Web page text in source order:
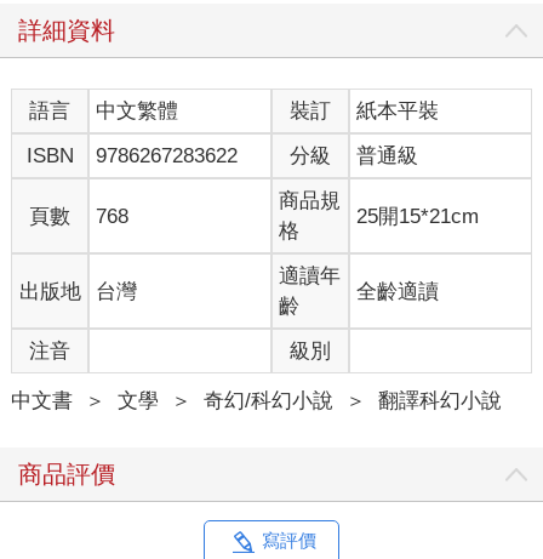
些都像老公爵，他過世的祖父。
那傢伙倒是會讚賞這份無畏，即使是在墳墓中。聖母暗想。
「教導是一回事，」她說，「基本資質又是另一回事，我們等著
瞧。」老婦人向潔西嘉投去嚴厲的一瞟，「妳退下吧。我命令妳
潔西嘉的手從保羅肩頭拿開，「尊上，我——」
「潔西嘉，妳知道一定要這麼做。」
保羅仰視母親，一臉疑惑。
潔西嘉挺直了身體，「是的……當然。」
保羅回頭望著聖母。母親對這位老婦人的客氣和明顯的敬畏都在
些許憤怒。
試……對我很重要。」「測試？」保羅抬頭望著母親。
詳細資料
語言 中文繁體 裝訂
紙本平裝
ISBN
9786267283622 分級 普通級
頁數 768
商品規
格
25開15*21cm
出版地 台灣
適讀年
齡
全齡適讀
注音 級別
中文書 ＞ 文學 ＞ 奇幻/科幻小說 ＞ 翻譯科幻小說
商品評價
寫評價